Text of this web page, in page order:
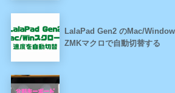
LalaPad Gen2 のMac/
ZMKマクロで自動切替する